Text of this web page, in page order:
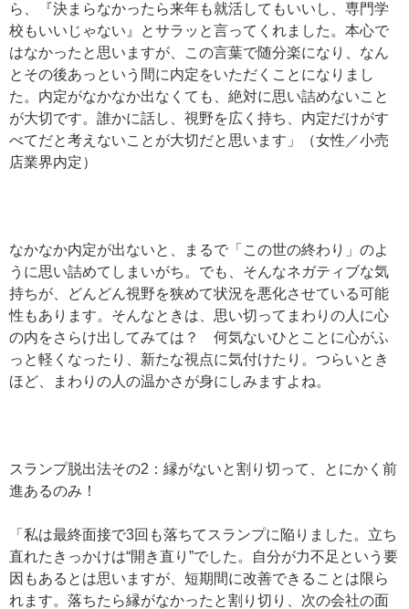
ら、『決まらなかったら来年も就活してもいいし、専門学
校もいいじゃない』とサラッと言ってくれました。本心で
はなかったと思いますが、この言葉で随分楽になり、なん
とその後あっという間に内定をいただくことになりまし
た。内定がなかなか出なくても、絶対に思い詰めないこと
が大切です。誰かに話し、視野を広く持ち、内定だけがす
べてだと考えないことが大切だと思います」（女性／小売
店業界内定）
なかなか内定が出ないと、まるで「この世の終わり」のよ
うに思い詰めてしまいがち。でも、そんなネガティブな気
持ちが、どんどん視野を狭めて状況を悪化させている可能
性もあります。そんなときは、思い切ってまわりの人に心
の内をさらけ出してみては？ 何気ないひとことに心がふ
っと軽くなったり、新たな視点に気付けたり。つらいとき
ほど、まわりの人の温かさが身にしみますよね。
スランプ脱出法その2：縁がないと割り切って、とにかく前
進あるのみ！
「私は最終面接で3回も落ちてスランプに陥りました。立ち
直れたきっかけは“開き直り”でした。自分が力不足という要
因もあるとは思いますが、短期間に改善できることは限ら
れます。落ちたら縁がなかったと割り切り、次の会社の面